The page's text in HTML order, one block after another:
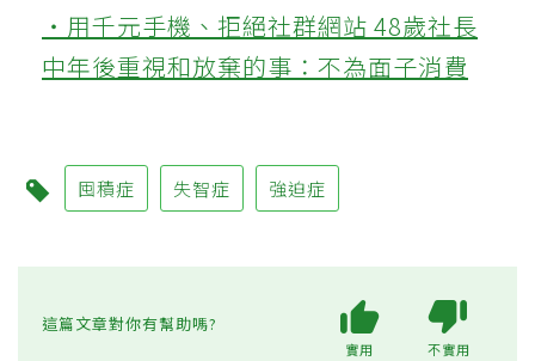
‧用千元手機、拒絕社群網站 48歲社長
中年後重視和放棄的事：不為面子消費
囤積症 失智症 強迫症
這篇文章對你有幫助嗎?
實用 不實用